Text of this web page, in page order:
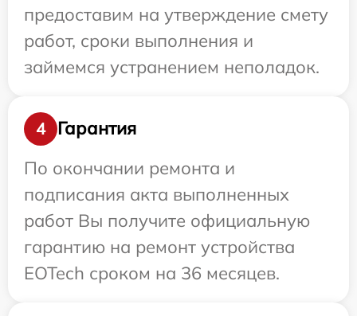
предоставим на утверждение смету
работ, сроки выполнения и
займемся устранением неполадок.
4
Гарантия
По окончании ремонта и
подписания акта выполненных
работ Вы получите официальную
гарантию на ремонт устройства
EOTech сроком на 36 месяцев.